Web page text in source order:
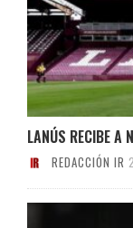
LANÚS RECIBE A
REDACCIÓN IR